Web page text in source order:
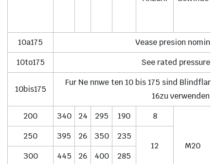
10a175
Vease presion nominal
10to175
See rated pressure
10bis175
Fur Ne nnwe ten 10 bis 175 sind Blindflan
16zu verwenden
200
340 24 295 190 8
M20
250 395 26 350
235
12
300
445 26 400
285